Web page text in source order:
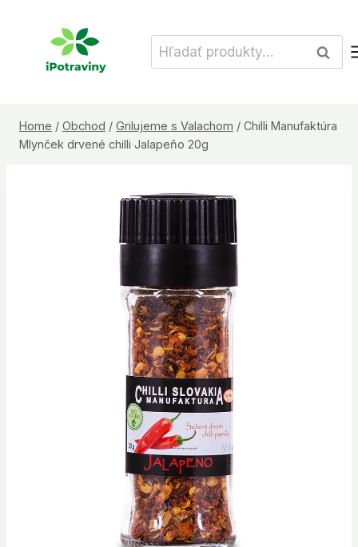
Hľadať:
Home / Obchod / Grilujeme s Valachom / Chilli Manufaktúra
Mlynček drvené chilli Jalapeňo 20g